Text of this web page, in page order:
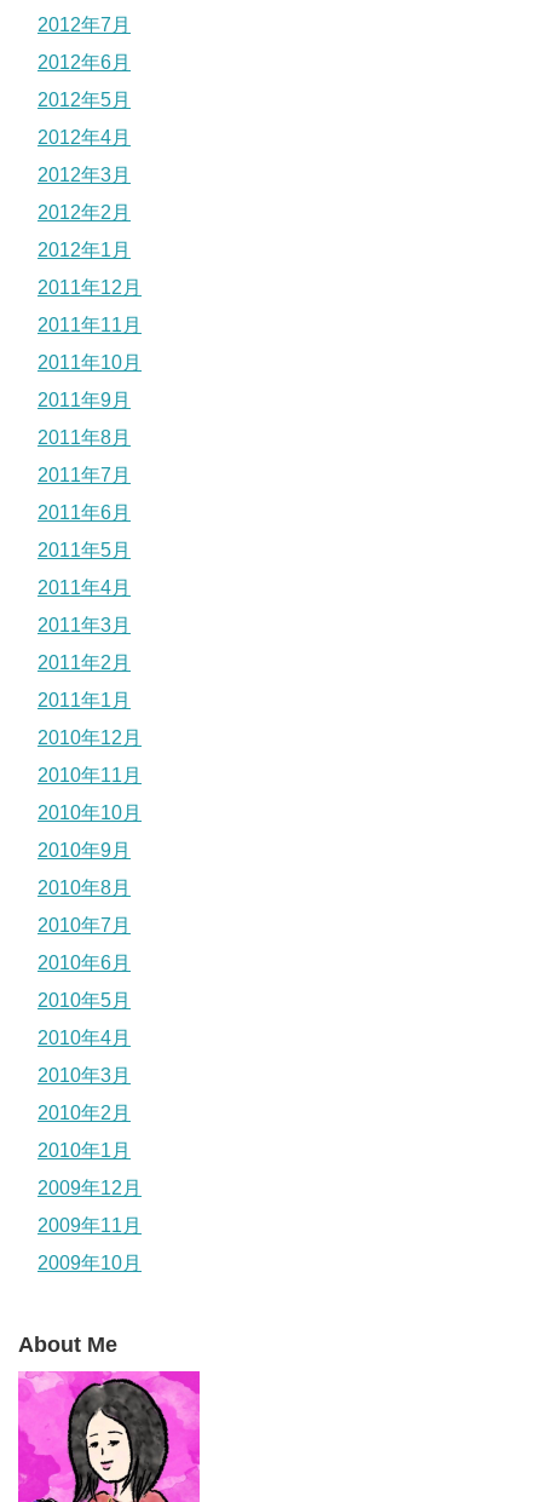
2012年7月
2012年6月
2012年5月
2012年4月
2012年3月
2012年2月
2012年1月
2011年12月
2011年11月
2011年10月
2011年9月
2011年8月
2011年7月
2011年6月
2011年5月
2011年4月
2011年3月
2011年2月
2011年1月
2010年12月
2010年11月
2010年10月
2010年9月
2010年8月
2010年7月
2010年6月
2010年5月
2010年4月
2010年3月
2010年2月
2010年1月
2009年12月
2009年11月
2009年10月
About Me